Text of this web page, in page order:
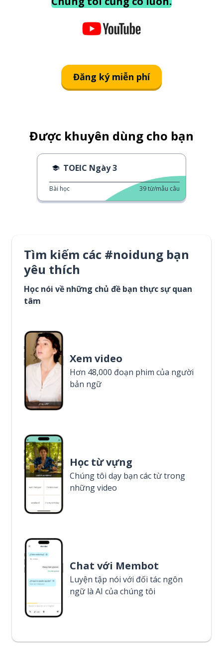
Đăng ký miễn phí
Được khuyên dùng cho bạn
TOEIC Ngày 3
Bài học 39từ/mẫu câu
Tìm kiếm các #noidung bạn
yêu thích
Học nói về những chủ đề bạn thực sự quan
tâm
Xem video
Hơn 48,000 đoạn phim của người
bản ngữ
Học từ vựng
Chúng tôi dạy bạn các từ trong
những video
Chat với Membot
Luyện tập nói với đối tác ngôn
ngữ là AI của chúng tôi